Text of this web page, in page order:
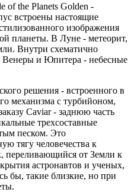
of the Planets Golden -
встроены настоящие
изображения
планеты. В Луне - метеорит,
Внутри схематично
Венеры и Юпитера - небесные
решения - встроенного в
механизма с турбийоном,
Caviar - заднюю часть
трехсоставные
песком. Это
тягу человечества к
переливающийся от Земли к
астронавтов и ученых,
бы, такие близкие, но при